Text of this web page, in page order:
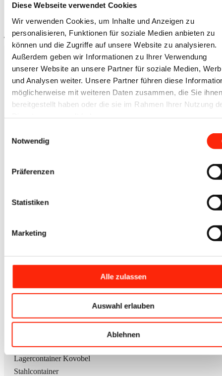
Diese Webseite verwendet Cookies
Wir verwenden Cookies, um Inhalte und Anzeigen zu
personalisieren, Funktionen für soziale Medien anbieten zu
können und die Zugriffe auf unsere Website zu analysieren.
Außerdem geben wir Informationen zu Ihrer Verwendung
unserer Website an unsere Partner für soziale Medien,
und Analysen weiter. Unsere Partner führen diese
möglicherweise mit weiteren Daten zusammen, die Sie ihnen
bereitgestellt haben oder die sie im Rahmen Ihrer Nutzung
Notwendig
Präferenzen
Statistiken
Marketing
Alle zulassen
Auswahl erlauben
Ablehnen
Impressum
Nach oben scrollen
Kontakt
+49 (0) 7041 / 816 3007
info@iovino.de
hier anmelden
Kontaktformular
Unsere Produkte
Bauwagen- und Waldarbeiterschutzwagen
Freizeitbauwagen
Kindergarten / Waldkindergarten
Foodtruck Bauwagen
Lagercontainer Kovobel
Stahlcontainer